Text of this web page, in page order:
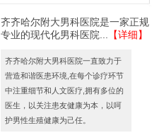
齐齐哈尔附大男科医院是一家正规
专业的现代化男科医院...
【详细】
齐齐哈尔附大男科医院一直致力于
营造和谐医患环境,在每个诊疗环节
中注重细节和人文医疗,拥有多位的
医生，以关注患友健康为本，以呵
护男性生殖健康为己任。